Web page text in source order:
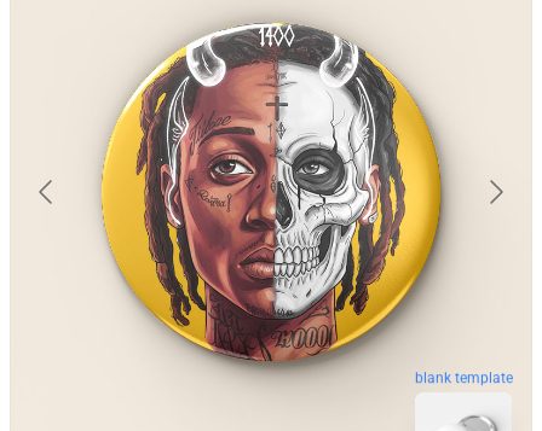
blank template